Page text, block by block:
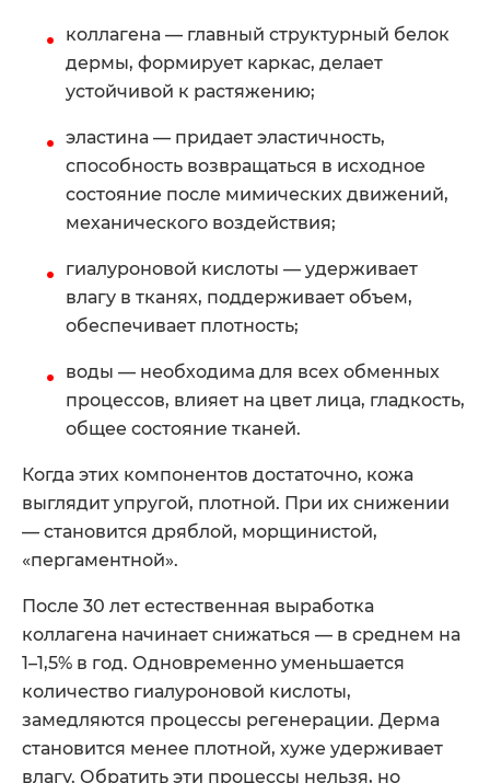
коллагена — главный структурный белок
дермы, формирует каркас, делает
устойчивой к растяжению;
эластина — придает эластичность,
способность возвращаться в исходное
состояние после мимических движений,
механического воздействия;
гиалуроновой кислоты — удерживает
влагу в тканях, поддерживает объем,
обеспечивает плотность;
воды — необходима для всех обменных
процессов, влияет на цвет лица, гладкость,
общее состояние тканей.
Когда этих компонентов достаточно, кожа
выглядит упругой, плотной. При их снижении
— становится дряблой, морщинистой,
«пергаментной».
После 30 лет естественная выработка
коллагена начинает снижаться — в среднем на
1–1,5% в год. Одновременно уменьшается
количество гиалуроновой кислоты,
замедляются процессы регенерации. Дерма
становится менее плотной, хуже удерживает
влагу. Обратить эти процессы нельзя, но